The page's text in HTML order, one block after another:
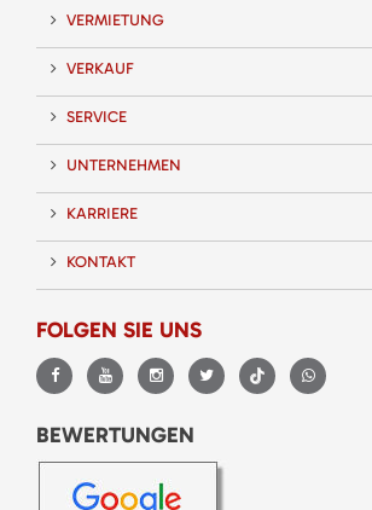
VERMIETUNG
VERKAUF
SERVICE
UNTERNEHMEN
KARRIERE
KONTAKT
FOLGEN SIE UNS
BEWERTUNGEN